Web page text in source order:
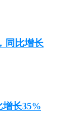
同比增长
增长35%